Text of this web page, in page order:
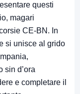
questi
magari
CE-BN. In
si unisce al grido
sin d’ora
e completare il